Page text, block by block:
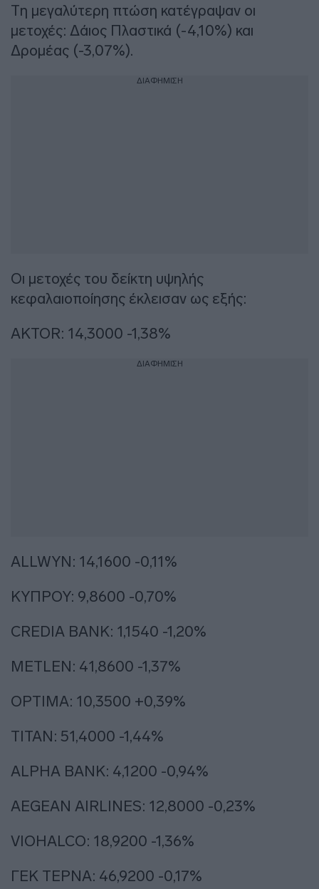
Τη μεγαλύτερη πτώση κατέγραψαν οι
μετοχές: Δάιος Πλαστικά (-4,10%) και
Δρομέας (-3,07%).
ΔΙΑΦΗΜΙΣΗ
Οι μετοχές του δείκτη υψηλής
κεφαλαιοποίησης έκλεισαν ως εξής:
AKTOR: 14,3000 -1,38%
ΔΙΑΦΗΜΙΣΗ
ALLWYN: 14,1600 -0,11%
ΚΥΠΡΟΥ: 9,8600 -0,70%
CREDIA BANK: 1,1540 -1,20%
METLEN: 41,8600 -1,37%
OPTIMA: 10,3500 +0,39%
ΤΙΤΑΝ: 51,4000 -1,44%
ALPHA BANK: 4,1200 -0,94%
AEGEAN AIRLINES: 12,8000 -0,23%
VIOHALCO: 18,9200 -1,36%
ΓΕΚ ΤΕΡΝΑ: 46,9200 -0,17%